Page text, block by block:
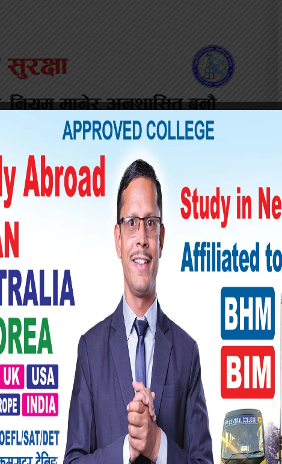
नियन्त्रणमा लिई अनुसन्धान गर्दा
टाउकोमा गहिरो चोट लागेको, कपालमा काठको
शरीरका विभिन्न भागमा नीलडामसमेत रहेको
लिइ सोधपुछ गर्दा हत्या गरेको खुल्न